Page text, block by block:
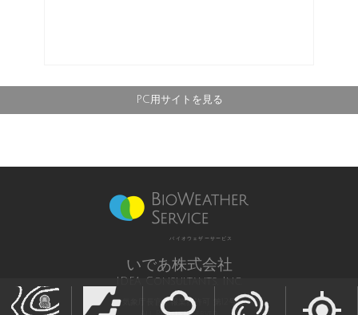
PC用サイトを見る
バイオウェザーサービス
いであ株式会社
IDEA Consultants, Inc.
気象庁長官予報業務許可 第12号
All Rights Reserved,